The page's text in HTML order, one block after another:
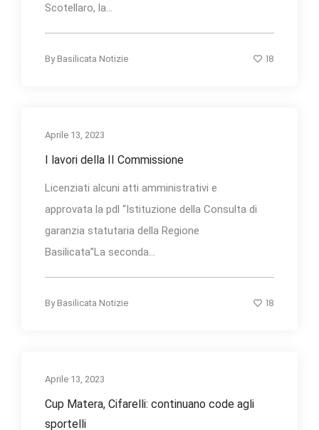
Scotellaro, la...
By Basilicata Notizie 18
Aprile 13, 2023
I lavori della II Commissione
Licenziati alcuni atti amministrativi e
approvata la pdl “Istituzione della Consulta di
garanzia statutaria della Regione
Basilicata”La seconda...
By Basilicata Notizie 18
Aprile 13, 2023
Cup Matera, Cifarelli: continuano code agli
sportelli